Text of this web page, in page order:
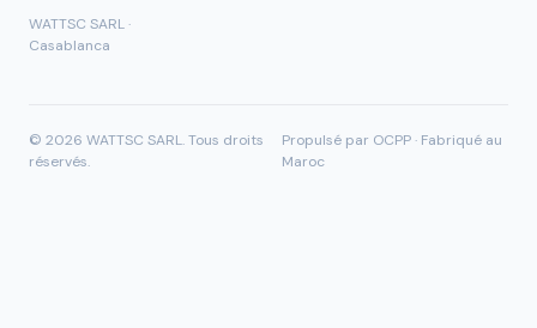
WATTSC SARL ·
Casablanca
© 2026 WATTSC SARL.Tous droits
réservés.
Propulsé par OCPP · Fabriqué au
Maroc